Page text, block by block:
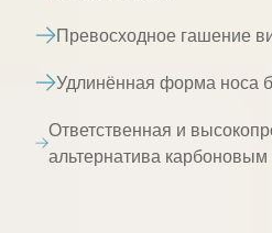
Превосходное гашение
Удлинённая форма носа
Ответственная и
альтернатива карбоновым